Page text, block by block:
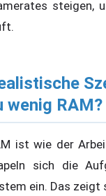
steigen,
wenig RAM?
ist wie der
sich die
ein. Das zeigt